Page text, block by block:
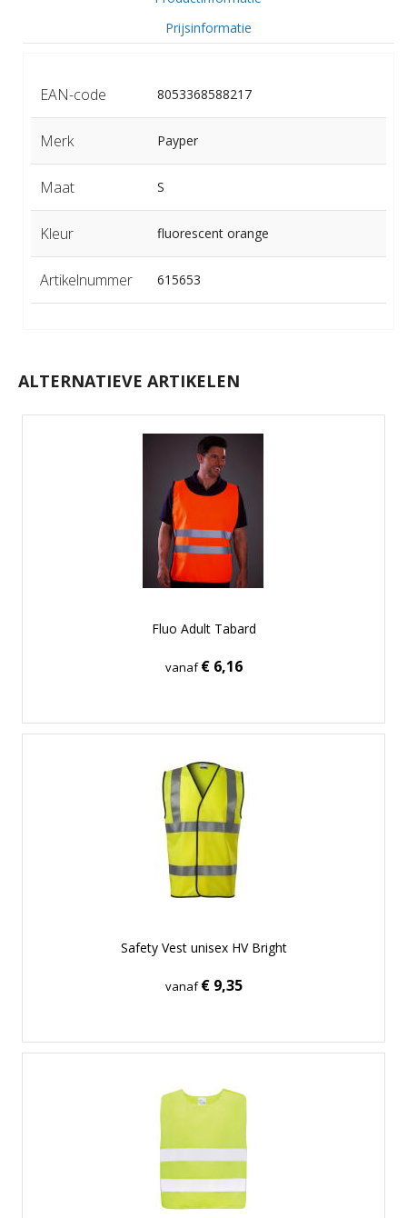
Prijsinformatie
EAN-code 8053368588217
Merk Payper
Maat S
Kleur fluorescent orange
Artikelnummer 615653
ALTERNATIEVE ARTIKELEN
Fluo Adult Tabard
vanaf€ 6,16
Safety Vest unisex HV Bright
vanaf€ 9,35